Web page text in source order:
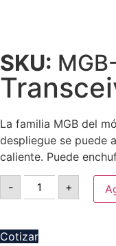
SKU:
La familia MGB del
despliegue se puede
caliente. Puede
- +
Cotizar